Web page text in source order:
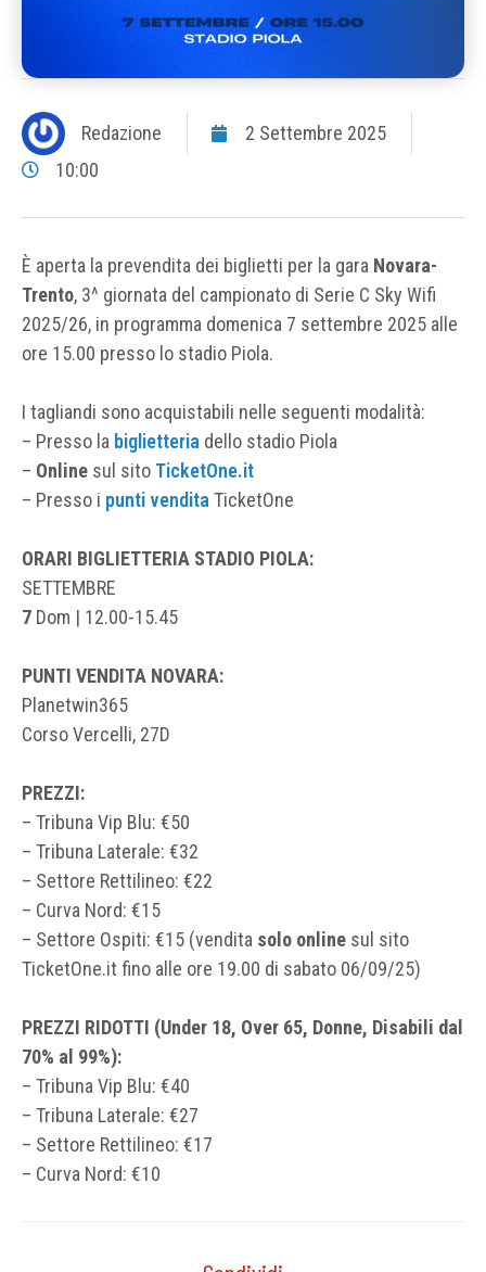
Redazione
2 Settembre 2025
10:00
È aperta la prevendita dei biglietti per la gara Novara-
Trento, 3^ giornata del campionato di Serie C Sky Wifi
2025/26, in programma domenica 7 settembre 2025 alle
ore 15.00 presso lo stadio Piola.
I tagliandi sono acquistabili nelle seguenti modalità:
– Presso la biglietteria dello stadio Piola
– Online sul sito TicketOne.it
– Presso i punti vendita TicketOne
ORARI BIGLIETTERIA STADIO PIOLA:
SETTEMBRE
7 Dom | 12.00-15.45
PUNTI VENDITA NOVARA:
Planetwin365
Corso Vercelli, 27D
PREZZI:
– Tribuna Vip Blu: €50
– Tribuna Laterale: €32
– Settore Rettilineo: €22
– Curva Nord: €15
– Settore Ospiti: €15 (vendita solo online sul sito
TicketOne.it fino alle ore 19.00 di sabato 06/09/25)
PREZZI RIDOTTI (Under 18, Over 65, Donne, Disabili dal
70% al 99%):
– Tribuna Vip Blu: €40
– Tribuna Laterale: €27
– Settore Rettilineo: €17
– Curva Nord: €10